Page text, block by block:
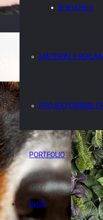
Brand Hero
MATERIAŁY
PROJEKTOWANIE
PORTFOLIO
BLOG